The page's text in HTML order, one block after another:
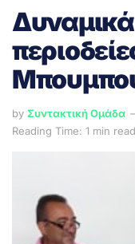
Δυναμικά
by Συντακτική Ομάδα
Reading Time: 1 min read